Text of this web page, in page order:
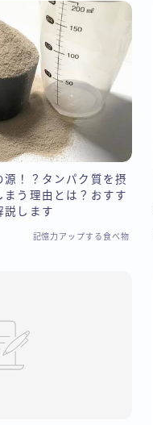
！？タンパク質を摂
まう理由とは？おすす
説します
記憶力アップする食べ物